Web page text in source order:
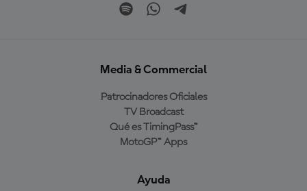
Media & Commercial
Patrocinadores Oficiales
TV Broadcast
Qué es TimingPass™
MotoGP™ Apps
Ayuda